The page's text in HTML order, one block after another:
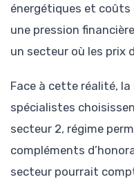
énergétiques et
une pression
un secteur où les prix
Face à cette réalité,
spécialistes
secteur 2, régime
compléments
secteur pourrait